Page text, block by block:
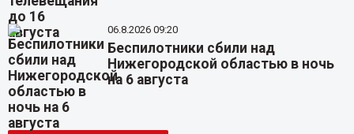
06.8.2026 09:20
Беспилотники сбили над
Нижегородской областью в ночь
на 6 августа